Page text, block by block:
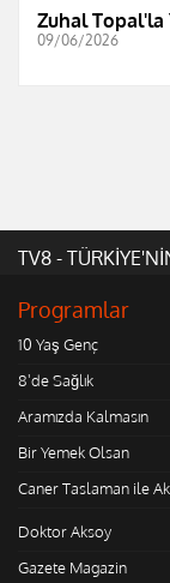
Zuhal Topal'la
09/06/2026
TV8 -
Programlar
10 Yaş Genç
8'de Sağlık
Aramızda Kalmasın
Bir Yemek Olsan
Caner Taslaman ile
Doktor Aksoy
Gazete Magazin